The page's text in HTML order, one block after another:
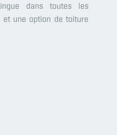
dans toutes les
une option de toiture